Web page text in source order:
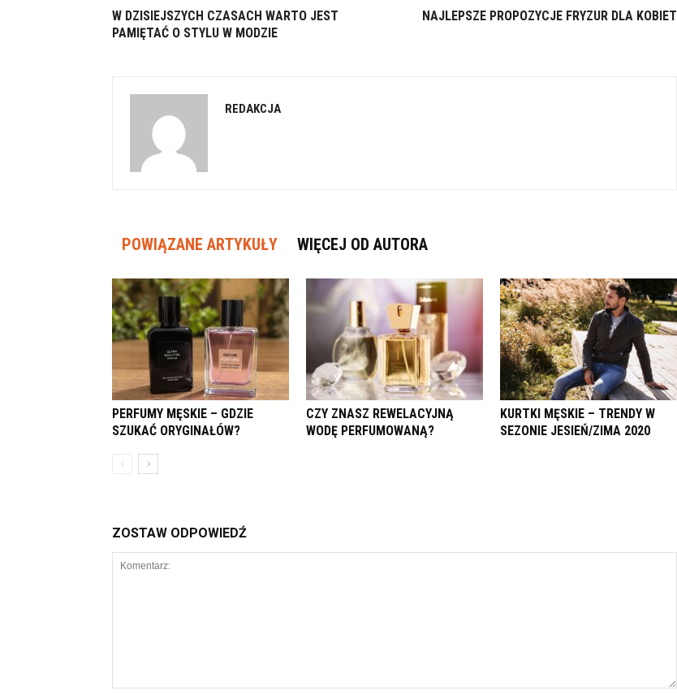
W DZISIEJSZYCH CZASACH WARTO JEST
PAMIĘTAĆ O STYLU W MODZIE
NAJLEPSZE PROPOZYCJE FRYZUR DLA KOBIET
REDAKCJA
POWIĄZANE ARTYKUŁY WIĘCEJ OD AUTORA
PERFUMY MĘSKIE – GDZIE
SZUKAĆ ORYGINAŁÓW?
CZY ZNASZ REWELACYJNĄ
WODĘ PERFUMOWANĄ?
KURTKI MĘSKIE – TRENDY W
SEZONIE JESIEŃ/ZIMA 2020
ZOSTAW ODPOWIEDŹ